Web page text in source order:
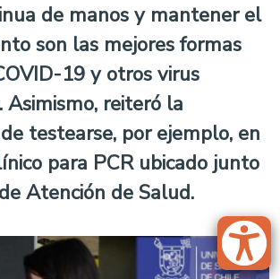
de manos y mantener el
son las mejores formas
19 y otros virus
Asimismo, reiteró la
testearse, por ejemplo, en
para PCR ubicado junto
Atención de Salud.